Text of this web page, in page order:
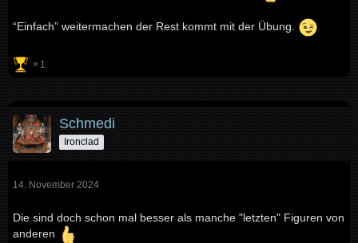
“Einfach” weitermachen der Rest kommt mit der Übung.
1
Schmedi
Ironclad
14. November 2024
Die sind doch schon mal besser als manche "letzten" Figuren von
anderen